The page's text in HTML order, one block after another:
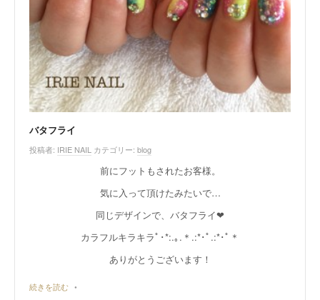
バタフライ
投稿者: IRIE NAIL カテゴリー: blog
前にフットもされたお客様。
気に入って頂けたみたいで…
同じデザインで、バタフライ❤︎
カラフルキラキラﾟ･*:.｡.＊.:*･ﾟ.:*･ﾟ＊
ありがとうございます！
続きを読む •